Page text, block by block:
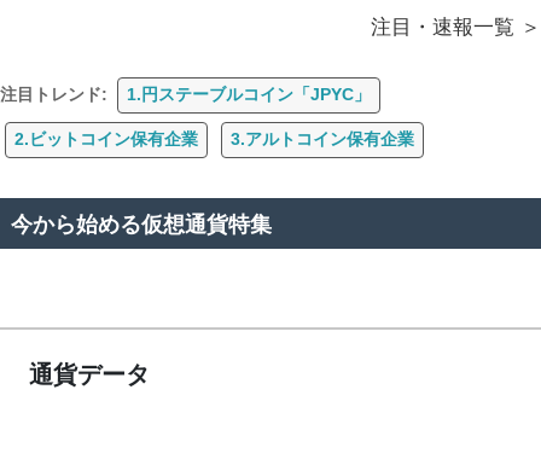
注目・速報一覧
注目トレンド: 1.円ステーブルコイン「JPYC」
2.ビットコイン保有企業 3.アルトコイン保有企業
今から始める仮想通貨特集
通貨データ